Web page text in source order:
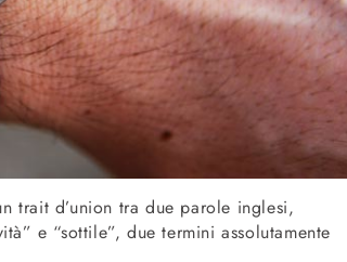
trait d’union tra due parole inglesi,
e “sottile”, due termini assolutamente